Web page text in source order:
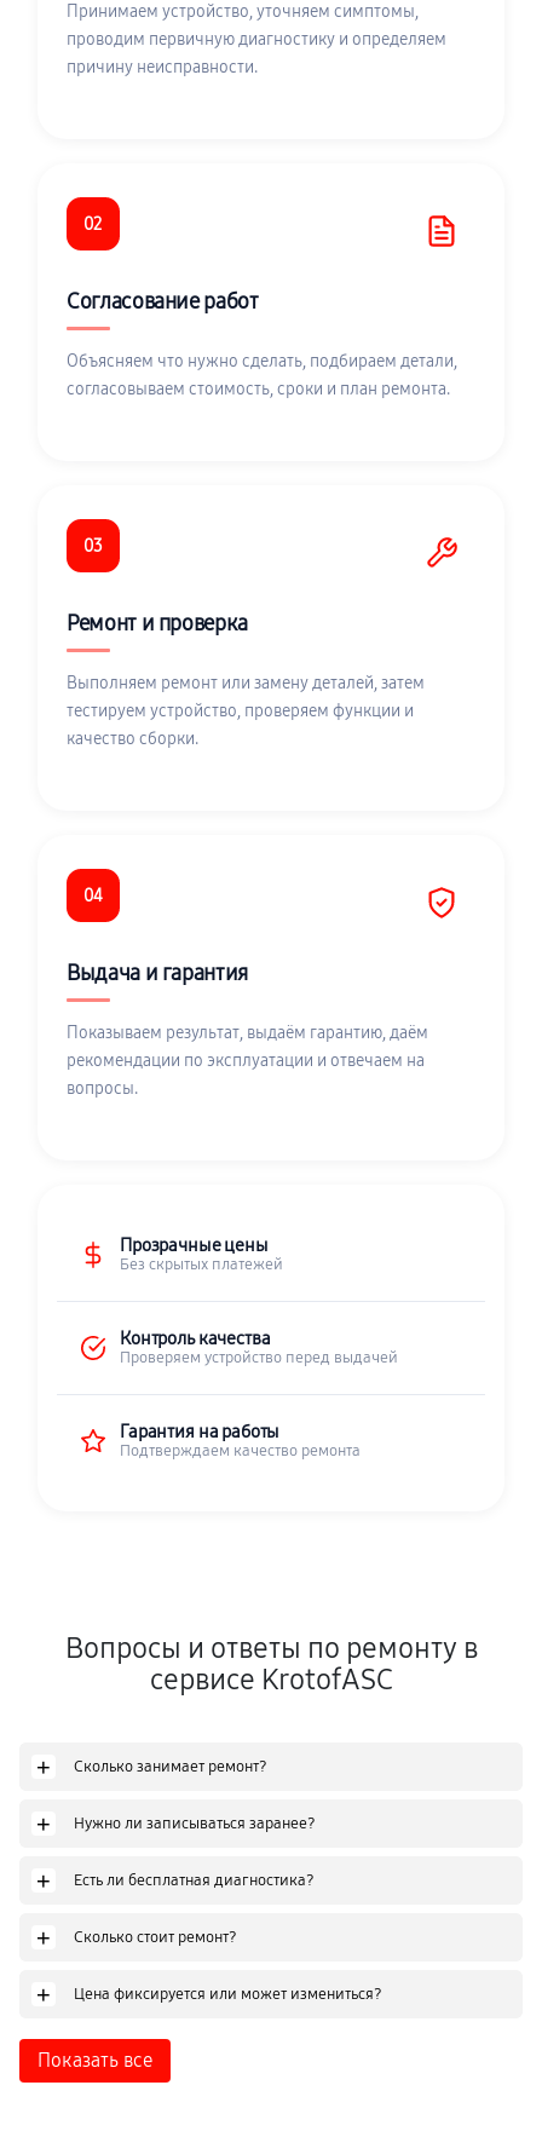
Принимаем устройство, уточняем симптомы,
проводим первичную диагностику и определяем
причину неисправности.
02
Согласование работ
Объясняем что нужно сделать, подбираем детали,
согласовываем стоимость, сроки и план ремонта.
03
Ремонт и проверка
Выполняем ремонт или замену деталей, затем
тестируем устройство, проверяем функции и
качество сборки.
04
Выдача и гарантия
Показываем результат, выдаём гарантию, даём
рекомендации по эксплуатации и отвечаем на
вопросы.
Прозрачные цены
Без скрытых платежей
Контроль качества
Проверяем устройство перед выдачей
Гарантия на работы
Подтверждаем качество ремонта
Вопросы и ответы по ремонту в
сервисе KrotofASC
+ Сколько занимает ремонт?
+ Нужно ли записываться заранее?
+ Есть ли бесплатная диагностика?
+ Сколько стоит ремонт?
+ Цена фиксируется или может измениться?
Показать все